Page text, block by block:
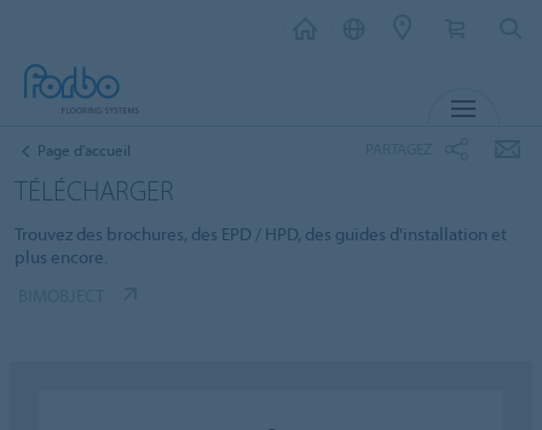
Page d'accueil
TÉLÉCHARGER
Trouvez des brochures, des EPD / HPD, des guides d'installation et
plus encore.